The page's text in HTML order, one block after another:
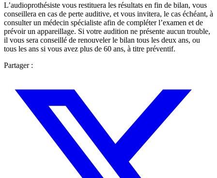
L’audioprothésiste vous restituera les résultats en fin de bilan, vous
conseillera en cas de perte auditive, et vous invitera, le cas échéant, à
consulter un médecin spécialiste afin de compléter l’examen et de
prévoir un appareillage. Si votre audition ne présente aucun trouble,
il vous sera conseillé de renouveler le bilan tous les deux ans, ou
tous les ans si vous avez plus de 60 ans, à titre préventif.
Partager :